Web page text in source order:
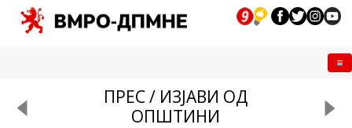
ПРЕС / ИЗЈАВИ ОД
ОПШТИНИ